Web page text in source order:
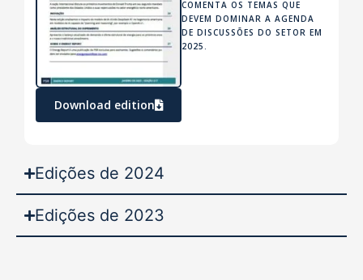
Download edition
COMENTA OS TEMAS QUE
DEVEM DOMINAR A AGENDA
DE DISCUSSÕES DO SETOR EM
2025.
Edições de 2024
Edições de 2023